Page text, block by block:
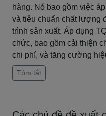
hàng. Nó bao gồm việc
và tiêu chuẩn chất lượng
trình sản xuất. Áp dụng
chức, bao gồm cải thiện
chi phí, và tăng cường
Tóm tắt